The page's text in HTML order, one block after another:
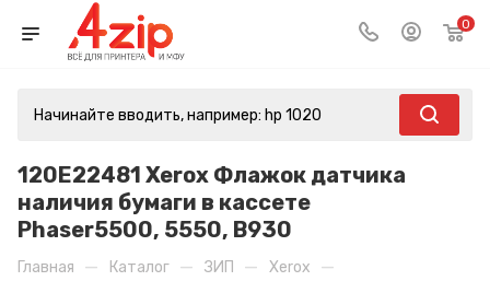
0
120E22481 Xerox Флажок датчика
наличия бумаги в кассете
Phaser5500, 5550, B930
Главная — Каталог — ЗИП — Xerox —